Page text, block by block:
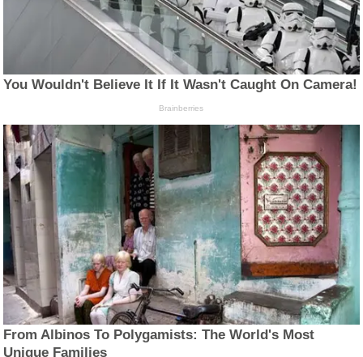
You Wouldn't Believe It If It Wasn't Caught On Camera!
Brainberries
From Albinos To Polygamists: The World's Most
Unique Families